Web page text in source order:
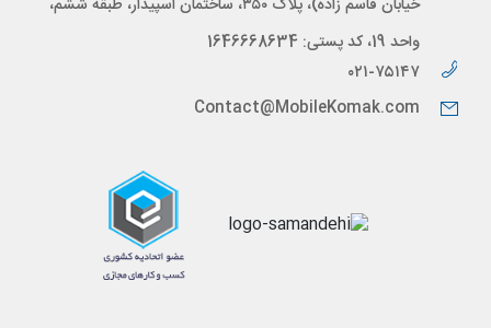
خیابان قاسم زاده)، پلاک ۳۵۰، ساختمان اسپیدار، طبقه ششم،
واحد 19، کد پستی: 1646668634
۰۲۱-۷۵۱۴۷
Contact@MobileKomak.com